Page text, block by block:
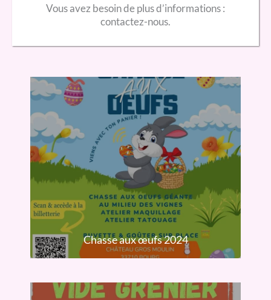
Vous avez besoin de plus d’informations :
contactez-nous.
Chasse aux œufs 2024